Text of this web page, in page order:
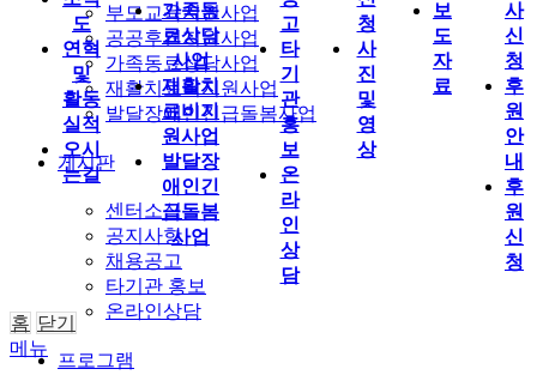
부모교육지원사업
공공후견지원사업
가족동료상담사업
재활치료비지원사업
발달장애인긴급돌봄사업
게시판
센터소식
공지사항
채용공고
타기관 홍보
온라인상담
프로그램
도
연혁
및
활동
실적
오시
는길
가족동
료상담
사업
재활치
료비지
원사업
발달장
애인긴
급돌봄
사업
고
타
기
관
홍
보
온
라
인
상
담
청
사
진
및
영
상
보
도
자
료
사
신
청
후
원
안
내
후
원
신
청
홈 닫기
메뉴